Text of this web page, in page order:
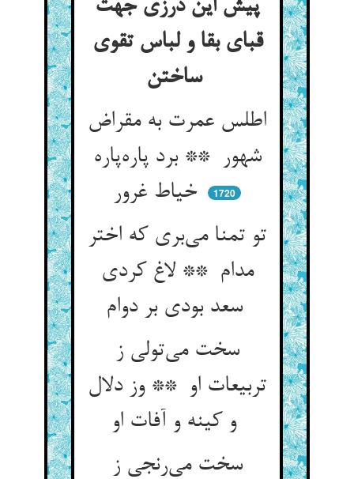
پیش این درزی جهت
قبای بقا و لباس تقوی
ساختن
اطلس عمرت به مقراض
شهور ** برد پاره‌پاره
1720
تو تمنا می‌بری که اختر
مدام ** لاغ کردی
سعد بودی بر دوام
سخت می‌تولی ز
تربیعات او ** وز دلال
و کینه و آفات او
سخت می‌رنجی ز